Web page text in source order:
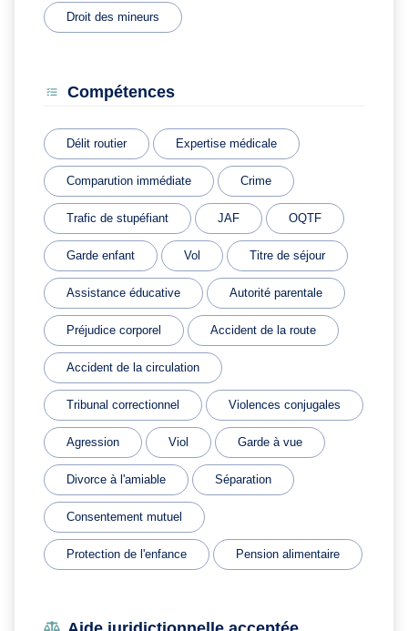
Droit des mineurs
Compétences
Délit routier Expertise médicale
Comparution immédiate Crime
Trafic de stupéfiant JAF OQTF
Garde enfant Vol Titre de séjour
Assistance éducative Autorité parentale
Préjudice corporel Accident de la route
Accident de la circulation
Tribunal correctionnel Violences conjugales
Agression Viol Garde à vue
Divorce à l'amiable Séparation
Consentement mutuel
Protection de l'enfance Pension alimentaire